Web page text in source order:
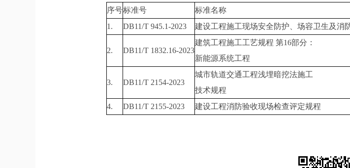
序号标准号 标准名称
1.
DB11/T 945.1-2023 建设工程施工现场安全防护、场容卫生及消
2. DB11/T 1832.16-2023
建筑工程施工工艺规程 第16部分：
新能源系统工程
3. DB11/T 2154-2023
城市轨道交通工程浅埋暗挖法施工
技术规程
4. DB11/T 2155-2023 建设工程消防验收现场检查评定规程